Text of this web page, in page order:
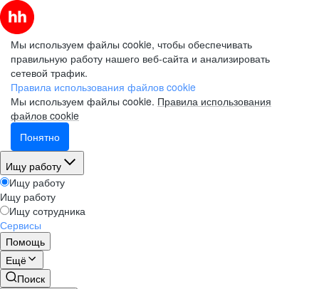
Мы используем файлы cookie, чтобы обеспечивать
правильную работу нашего веб-сайта и анализировать
сетевой трафик.
Правила использования файлов cookie
Мы используем файлы cookie. Правила использования
файлов cookie
Понятно
Ищу работу
Ищу работу
Ищу работу
Ищу сотрудника
Сервисы
Помощь
Ещё
Поиск